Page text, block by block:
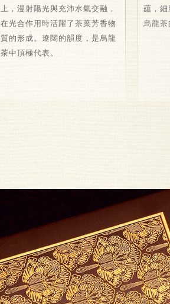
上，漫射陽光與充沛水氣交融，
在光合作用時活躍了茶葉芳香物
質的形成。遼闊的韻度，是烏龍
茶中頂極代表。
藴，
烏龍